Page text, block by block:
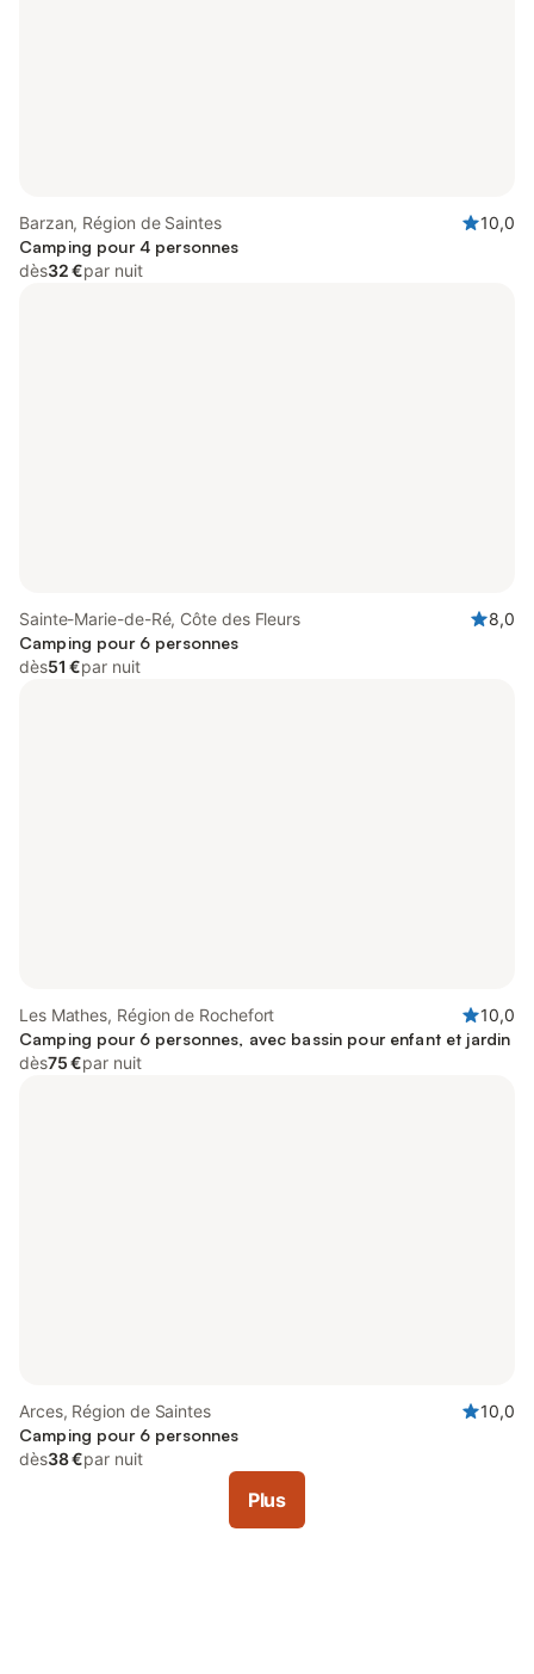
Barzan, Région de Saintes
10,0
Camping pour 4 personnes
dès32 €par nuit
Sainte-Marie-de-Ré, Côte des Fleurs
8,0
Camping pour 6 personnes
dès51 €par nuit
Les Mathes, Région de Rochefort
10,0
Camping pour 6 personnes, avec bassin pour enfant et jardin
dès75 €par nuit
Arces, Région de Saintes
10,0
Camping pour 6 personnes
dès38 €par nuit
Plus